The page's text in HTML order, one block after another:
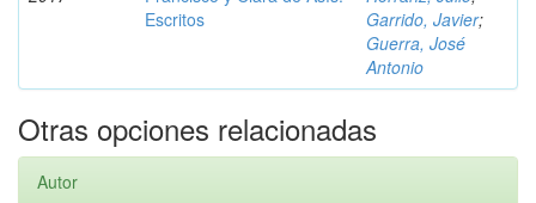
Escritos
Garrido, Javier;
Guerra, José
Antonio
Otras opciones relacionadas
Autor